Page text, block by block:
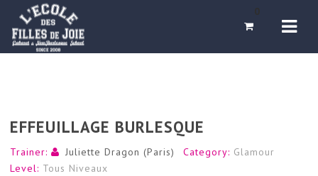
0
EFFEUILLAGE BURLESQUE
Trainer: Juliette Dragon (Paris) Category: Glamour
Level: Tous Niveaux